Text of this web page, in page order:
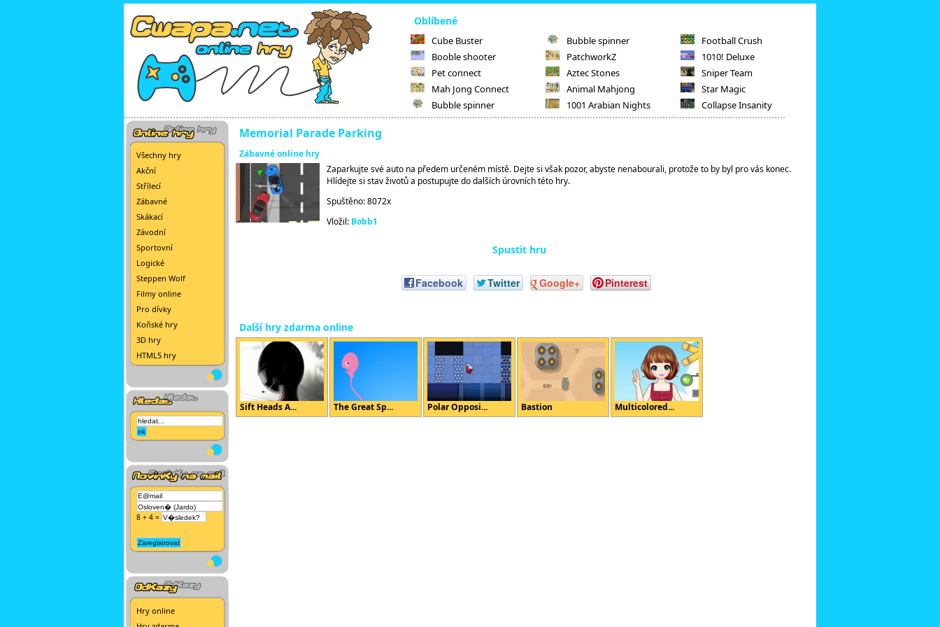
Oblíbené
Cube Buster
Booble shooter
Pet connect
Mah Jong Connect
Bubble spinner
Bubble spinner
PatchworkZ
Aztec Stones
Animal Mahjong
1001 Arabian Nights
Football Crush
1010! Deluxe
Sniper Team
Star Magic
Collapse Insanity
Všechny hry
Akční
Střílecí
Zábavné
Skákací
Závodní
Sportovní
Logické
Steppen Wolf
Filmy online
Pro dívky
Koňské hry
3D hry
HTML5 hry
8 + 4 =
Hry online
Memorial Parade Parking
Zábavné online hry
Zaparkujte své auto na předem určeném místě. Dejte si však pozor, abyste nenabourali, protože to by byl pro vás konec.
Hlídejte si stav životů a postupujte do dalších úrovních této hry.
Spuštěno: 8072x
Vložil: Bobb1
Spustit hru
Facebook Twitter Google+ Pinterest
Další hry zdarma online
Sift Heads A... The Great Sp... Polar Opposi... Bastion Multicolored...